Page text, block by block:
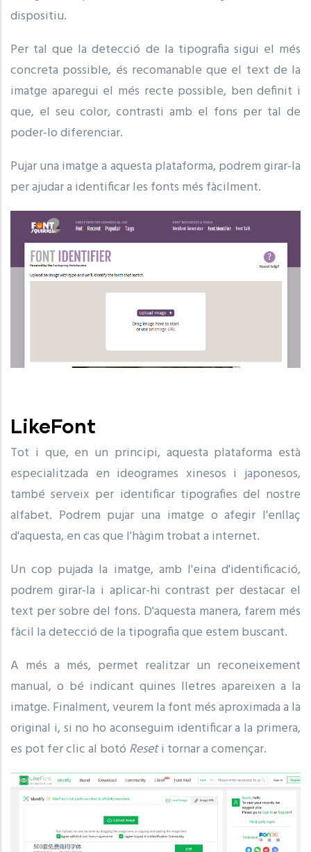
dispositiu.
Per tal que la detecció de la tipografia sigui el més
concreta possible, és recomanable que el text de la
imatge aparegui el més recte possible, ben definit i
que, el seu color, contrasti amb el fons per tal de
poder-lo diferenciar.
Pujar una imatge a aquesta plataforma, podrem girar-la
per ajudar a identificar les fonts més fàcilment.
LikeFont
Tot i que, en un principi, aquesta plataforma està
especialitzada en ideogrames xinesos i japonesos,
també serveix per identificar tipografies del nostre
alfabet. Podrem pujar una imatge o afegir l'enllaç
d'aquesta, en cas que l'hàgim trobat a internet.
Un cop pujada la imatge, amb l'eina d'identificació,
podrem girar-la i aplicar-hi contrast per destacar el
text per sobre del fons. D'aquesta manera, farem més
fàcil la detecció de la tipografia que estem buscant.
A més a més, permet realitzar un reconeixement
manual, o bé indicant quines lletres apareixen a la
imatge. Finalment, veurem la font més aproximada a la
original i, si no ho aconseguim identificar a la primera,
es pot fer clic al botó Reseti tornar a començar.